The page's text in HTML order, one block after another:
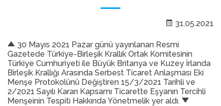
31.05.2021
30 Mayıs 2021 Pazar günü yayınlanan Resmi
Gazetede Türkiye-Birleşik Krallık Ortak Komitesinin
Türkiye Cumhuriyeti ile Büyük Britanya ve Kuzey İrlanda
Birleşik Krallığı Arasında Serbest Ticaret Anlaşması Eki
Menşe Protokolünü Değiştiren 15/3/2021 Tarihli ve
2/2021 Sayılı Kararı Kapsamı Ticarette Eşyanın Tercihli
Menşeinin Tespiti Hakkında Yönetmelik yer aldı.